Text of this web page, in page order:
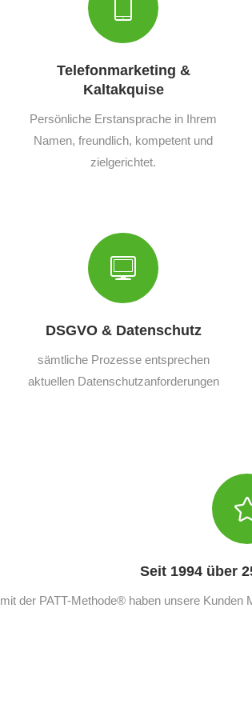
Telefonmarketing &
Kaltakquise
Persönliche Erstansprache in Ihrem
Namen, freundlich, kompetent und
zielgerichtet.
DSGVO & Datenschutz
sämtliche Prozesse entsprechen
aktuellen Datenschutzanforderungen
Seit 1994 über
mit der PATT-Methode® haben unsere Kunden